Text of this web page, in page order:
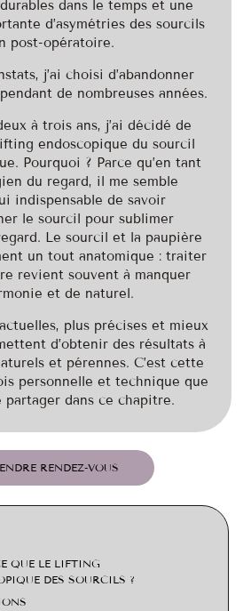
dans le temps et une
d’asymétries des sourcils
post-opératoire.
j’ai choisi d’abandonner
de nombreuses années.
à trois ans, j’ai décidé de
endoscopique du sourcil
Pourquoi ? Parce qu’en tant
du regard, il me semble
indispensable de savoir
le sourcil pour sublimer
Le sourcil et la paupière
un tout anatomique : traiter
revient souvent à manquer
et de naturel.
plus précises et mieux
d’obtenir des résultats à
et pérennes. C’est cette
personnelle et technique que
partager dans ce chapitre.
RENDEZ-VOUS
QUE LE LIFTING
DES SOURCILS ?